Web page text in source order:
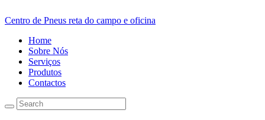
Centro de Pneus reta do campo e oficina
Home
Sobre Nós
Serviços
Produtos
Contactos